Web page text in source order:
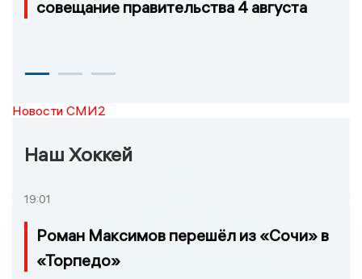
совещание правительства 4 августа
Новости СМИ2
Наш Хоккей
19:01
Роман Максимов перешёл из «Сочи» в
«Торпедо»